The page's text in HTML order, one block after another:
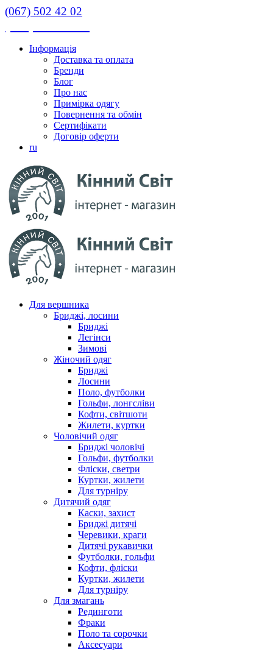
(067) 502 42 02
Інформація
Доставка та оплата
Бренди
Блог
Про нас
Примірка одягу
Повернення та обмін
Сертифікати
Договір оферти
ru
Для вершника
Бриджі, лосини
Бриджі
Легінси
Зимові
Жіночий одяг
Бриджі
Лосини
Поло, футболки
Гольфи, лонгсліви
Кофти, світшоти
Жилети, куртки
Чоловічий одяг
Бриджі чоловічі
Гольфи, футболки
Фліски, светри
Куртки, жилети
Для турніру
Дитячий одяг
Каски, захист
Бриджі дитячі
Черевики, краги
Дитячі рукавички
Футболки, гольфи
Кофти, фліски
Куртки, жилети
Для турніру
Для змагань
Рединготи
Фраки
Поло та сорочки
Аксесуари